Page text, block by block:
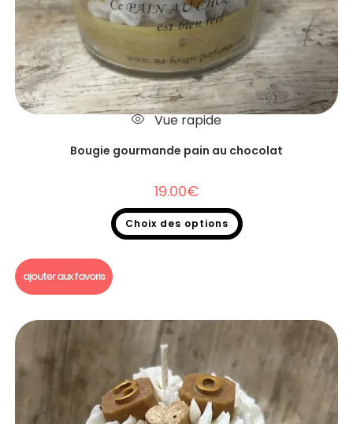
Vue rapide
Bougie gourmande pain au chocolat
19.00€
Choix des options
ajouter aux favoris